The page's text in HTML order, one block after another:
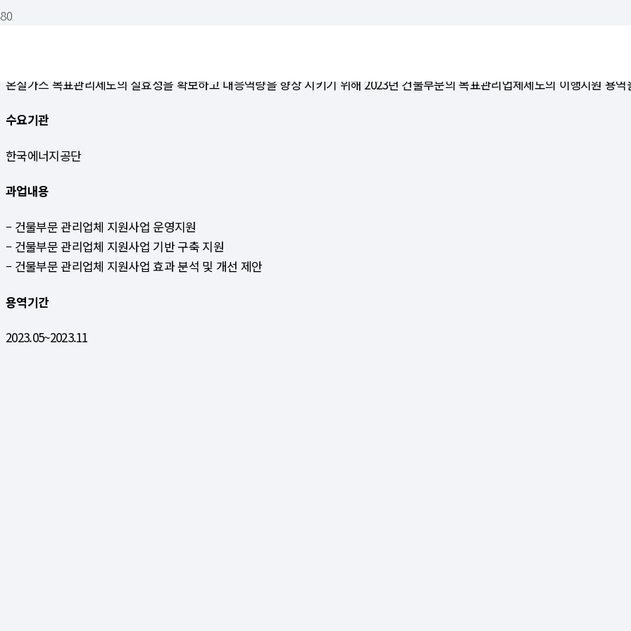
온실가스 목표관리제도의 실효성을 확보하고 대응역량을 향상 시키기 위해 2023년 건물부문의 목표관리업체제도의 이행지원 용
수요기관
한국에너지공단
과업내용
– 건물부문 관리업체 지원사업 운영지원
– 건물부문 관리업체 지원사업 기반 구축 지원
– 건물부문 관리업체 지원사업 효과 분석 및 개선 제안
용역기간
2023.05~2023.11